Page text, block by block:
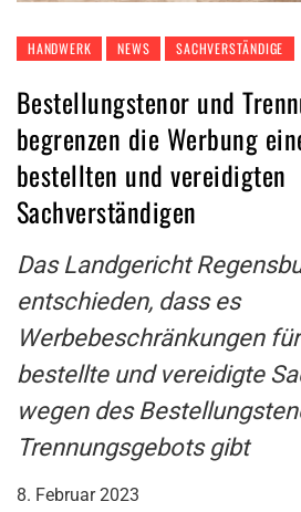
HANDWERK NEWS SACHVERSTÄNDIGE
Bestellungstenor und
begrenzen die Werbung
bestellten und vereidigten
Sachverständigen
Das Landgericht
entschieden, dass es
Werbebeschränkungen
bestellte und vereidigte
wegen des
Trennungsgebots gibt
8. Februar 2023